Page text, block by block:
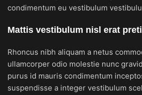
condimentum eu vestibulum
Mattis vestibulum nisl erat
Rhoncus nibh aliquam a netus
ullamcorper odio molestie nunc
purus id mauris condimentum
suspendisse a integer vestibulum